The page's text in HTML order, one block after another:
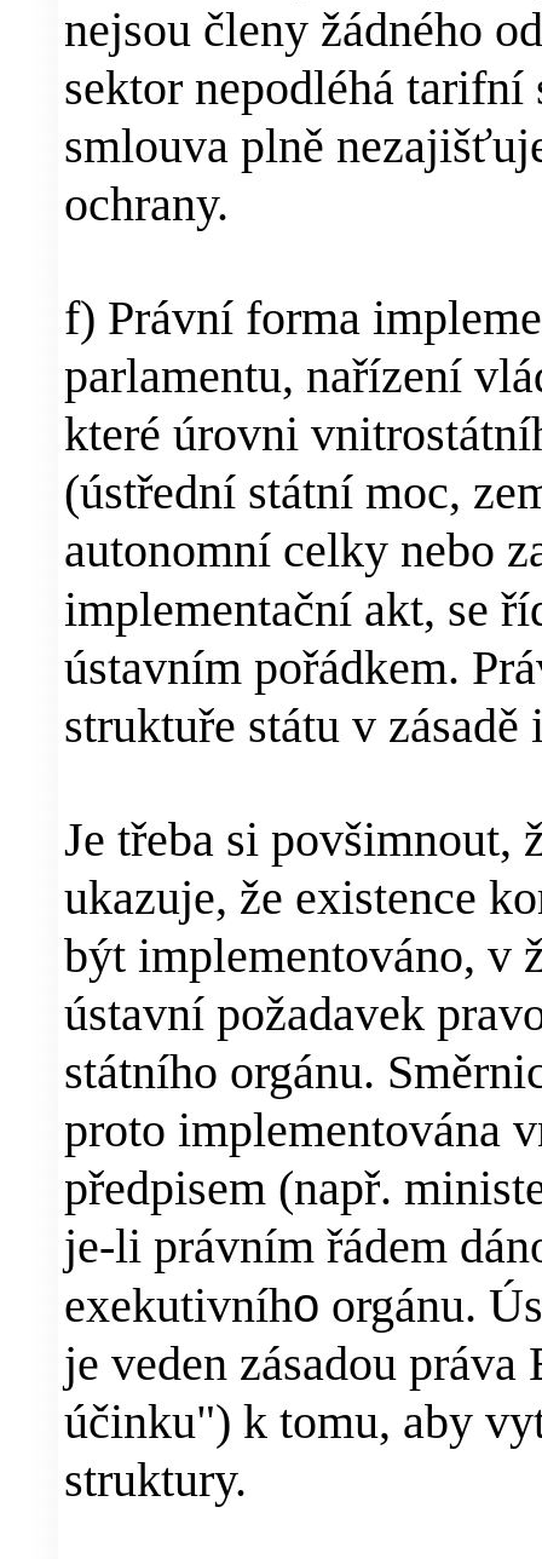
nejsou členy žádného
sektor nepodléhá
smlouva plně
ochrany.
f) Právní forma
parlamentu, nařízení
které úrovni
(ústřední státní moc,
autonomní celky nebo
implementační akt, se
ústavním pořádkem.
struktuře státu v
Je třeba si povšimnout,
ukazuje, že existence
být implementováno, v
ústavní požadavek
státního orgánu.
proto implementována
předpisem (např.
je-li právním řádem
exekutivního orgánu.
je veden zásadou
účinku") k tomu, aby
struktury.